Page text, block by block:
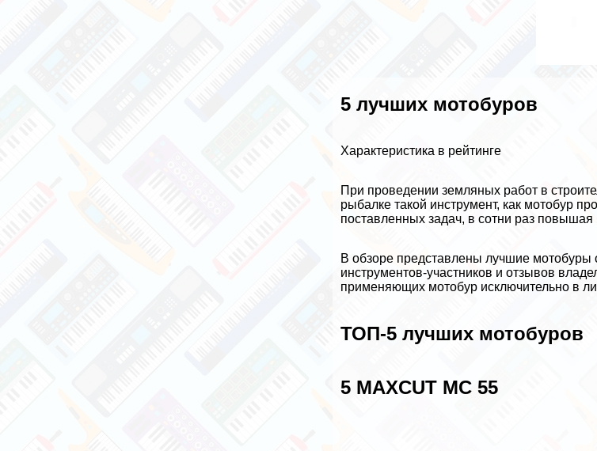
5 лучших мотобуров
Хаpaктеристика в рейтинге
При проведении земляных работ в
рыбалке такой инструмент, как мотобур
поставленных задач, в сотни раз
В обзоре представлены лучшие мотобуры
инструментов-участников и отзывов
применяющих мотобур исключительно в
ТОП-5 лучших мотобуров
5 MAXCUT MC 55